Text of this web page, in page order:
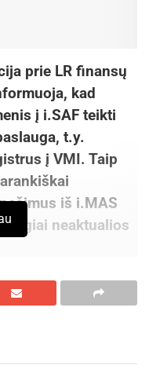
prie LR finansų
kad
į i.SAF teikti
t.y.
į VMI. Taip
iš i.MAS
neaktualios
galėjo
duomenis i.SAF
pateikti ir